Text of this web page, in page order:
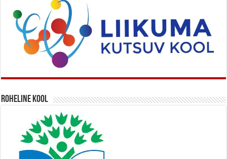
Roheline kool